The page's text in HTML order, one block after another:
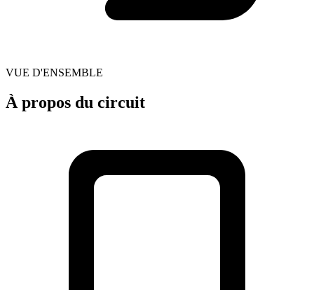
VUE D'ENSEMBLE
À propos du circuit